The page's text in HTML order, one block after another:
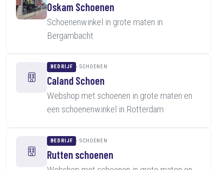
Oskam Schoenen
Schoenenwinkel in grote maten in
Bergambacht
BEDRIJF SCHOENEN
Caland Schoen
Webshop met schoenen in grote maten en
een schoenenwinkel in Rotterdam
BEDRIJF SCHOENEN
Rutten schoenen